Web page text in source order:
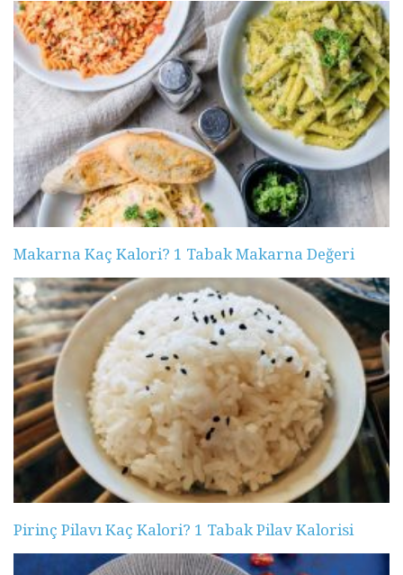
Makarna Kaç Kalori? 1 Tabak Makarna Değeri
Pirinç Pilavı Kaç Kalori? 1 Tabak Pilav Kalorisi